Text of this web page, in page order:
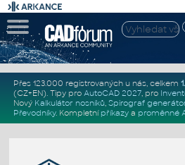
Přes 123.000 registrovaných u nás, celkem
(CZ+EN). Tipy pro AutoCAD 2027, pro
Nový Kalkulátor nosníků, Spirograf
Převodníky. Kompletní příkazya proměnné